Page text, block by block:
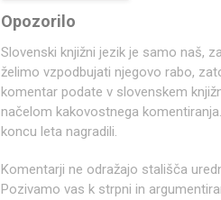
Opozorilo
Slovenski knjižni jezik je samo naš,
želimo vzpodbujati njegovo rabo,
komentar podate v slovenskem
načelom kakovostnega
koncu leta nagradili.
Komentarji ne odražajo stališča
Pozivamo vas k strpni in